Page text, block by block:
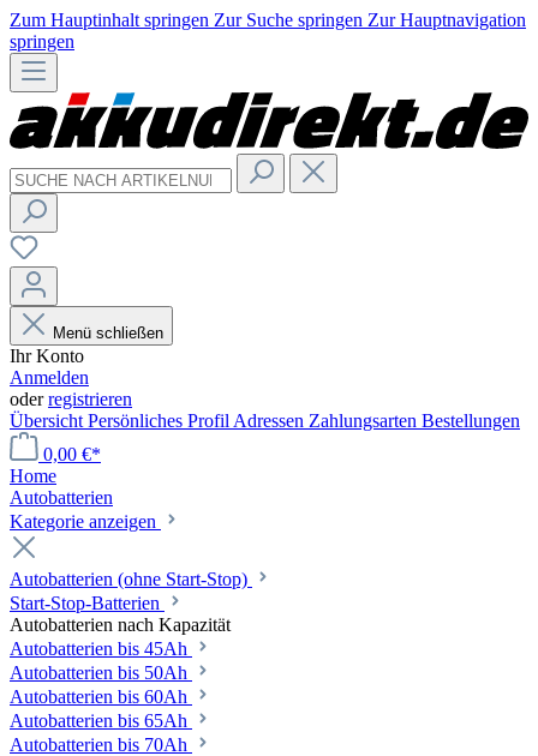
Zum Hauptinhalt springen Zur Suche springen Zur Hauptnavigation
springen
Menü schließen
Ihr Konto
Anmelden
oderregistrieren
Übersicht Persönliches Profil Adressen Zahlungsarten Bestellungen
0,00 €*
Home
Autobatterien
Kategorie anzeigen
Autobatterien (ohne Start-Stop)
Start-Stop-Batterien
Autobatterien nach Kapazität
Autobatterien bis 45Ah
Autobatterien bis 50Ah
Autobatterien bis 60Ah
Autobatterien bis 65Ah
Autobatterien bis 70Ah